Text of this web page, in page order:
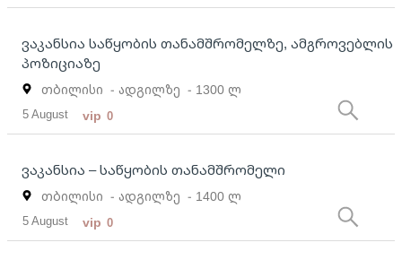
ვაკანსია საწყობის თანამშრომელზე, ამგროვებლის
პოზიციაზე
თბილისი - ადგილზე - 1300 ლ
5 August vip 0
ვაკანსია – საწყობის თანამშრომელი
თბილისი - ადგილზე - 1400 ლ
5 August vip 0